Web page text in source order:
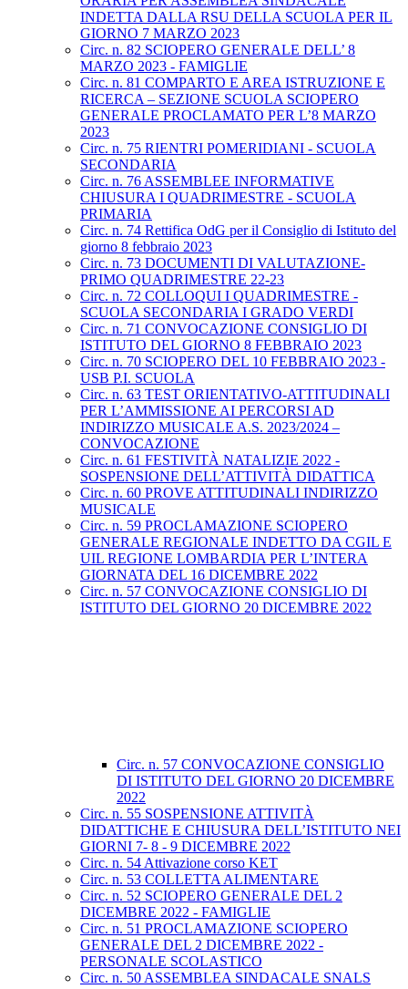
INDETTA DALLA RSU DELLA SCUOLA PER IL
GIORNO 7 MARZO 2023
Circ. n. 82 SCIOPERO GENERALE DELL’ 8
MARZO 2023 - FAMIGLIE
Circ. n. 81 COMPARTO E AREA ISTRUZIONE E
RICERCA – SEZIONE SCUOLA SCIOPERO
GENERALE PROCLAMATO PER L’8 MARZO
2023
Circ. n. 75 RIENTRI POMERIDIANI - SCUOLA
SECONDARIA
Circ. n. 76 ASSEMBLEE INFORMATIVE
CHIUSURA I QUADRIMESTRE - SCUOLA
PRIMARIA
Circ. n. 74 Rettifica OdG per il Consiglio di Istituto del
giorno 8 febbraio 2023
Circ. n. 73 DOCUMENTI DI VALUTAZIONE-
PRIMO QUADRIMESTRE 22-23
Circ. n. 72 COLLOQUI I QUADRIMESTRE -
SCUOLA SECONDARIA I GRADO VERDI
Circ. n. 71 CONVOCAZIONE CONSIGLIO DI
ISTITUTO DEL GIORNO 8 FEBBRAIO 2023
Circ. n. 70 SCIOPERO DEL 10 FEBBRAIO 2023 -
USB P.I. SCUOLA
Circ. n. 63 TEST ORIENTATIVO-ATTITUDINALI
PER L’AMMISSIONE AI PERCORSI AD
INDIRIZZO MUSICALE A.S. 2023/2024 –
CONVOCAZIONE
Circ. n. 61 FESTIVITÀ NATALIZIE 2022 -
SOSPENSIONE DELL’ATTIVITÀ DIDATTICA
Circ. n. 60 PROVE ATTITUDINALI INDIRIZZO
MUSICALE
Circ. n. 59 PROCLAMAZIONE SCIOPERO
GENERALE REGIONALE INDETTO DA CGIL E
UIL REGIONE LOMBARDIA PER L’INTERA
GIORNATA DEL 16 DICEMBRE 2022
Circ. n. 57 CONVOCAZIONE CONSIGLIO DI
ISTITUTO DEL GIORNO 20 DICEMBRE 2022
Circ. n. 57 CONVOCAZIONE CONSIGLIO
DI ISTITUTO DEL GIORNO 20 DICEMBRE
2022
Circ. n. 55 SOSPENSIONE ATTIVITÀ
DIDATTICHE E CHIUSURA DELL’ISTITUTO NEI
GIORNI 7- 8 - 9 DICEMBRE 2022
Circ. n. 54 Attivazione corso KET
Circ. n. 53 COLLETTA ALIMENTARE
Circ. n. 52 SCIOPERO GENERALE DEL 2
DICEMBRE 2022 - FAMIGLIE
Circ. n. 51 PROCLAMAZIONE SCIOPERO
GENERALE DEL 2 DICEMBRE 2022 -
PERSONALE SCOLASTICO
Circ. n. 50 ASSEMBLEA SINDACALE SNALS